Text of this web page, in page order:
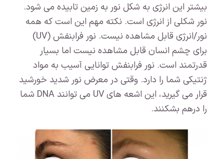
بیشتر این انرژی به شکل نور به زمین تابیده می شود.
نور شکلی از انرژی است. نکته مهم این است که همه
نور/انرژی قابل مشاهده نیست. نور فرابنفش (UV)
برای چشم انسان قابل مشاهده نیست اما بسیار
قدرتمند است. نور فرابنفش توانایی آسیب به مواد
ژنتیکی شما را دارد. وقتی در معرض نور شدید خورشید
قرار می گیرید، این اشعه های UV می توانند DNA شما
را درهم بشکنند.